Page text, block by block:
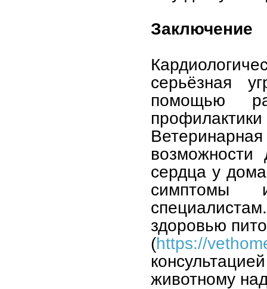
Заключение
серьёзная
помощью
сердца у
симптомы
здоровью
(https://
животному